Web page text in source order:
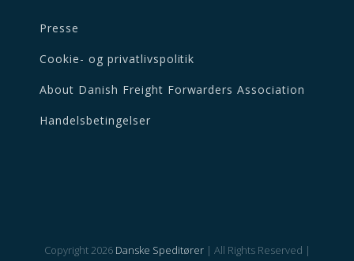
Presse
Cookie- og privatlivspolitik
About Danish Freight Forwarders Association
Handelsbetingelser
Copyright2026 Danske Speditører| All Rights Reserved |